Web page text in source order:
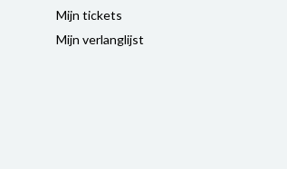
Mijn tickets
Mijn verlanglijst